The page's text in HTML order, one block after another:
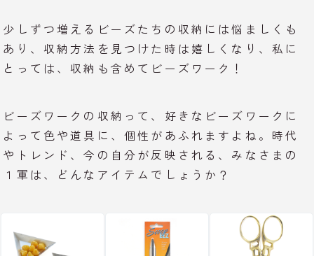
少しずつ増えるビーズたちの収納には悩ましくも
あり、収納方法を見つけた時は嬉しくなり、私に
とっては、収納も含めてビーズワーク！
ビーズワークの収納って、好きなビーズワークに
よって色や道具に、個性があふれますよね。時代
やトレンド、今の自分が反映される、みなさまの
１軍は、どんなアイテムでしょうか？